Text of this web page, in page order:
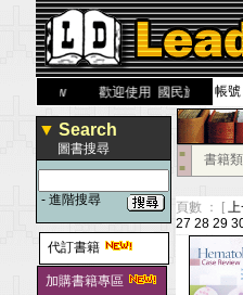
歡迎使用 國民旅遊卡！！ 帳號
▼ Search
圖書搜尋
- 進階搜尋
代訂書籍
加購書籍專區
■
■
書籍
頁數 ： [
27 28 29